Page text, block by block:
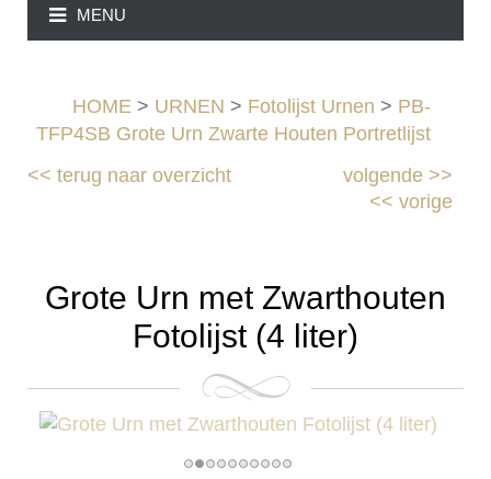
MENU
HOME > URNEN > Fotolijst Urnen > PB-
TFP4SB Grote Urn Zwarte Houten Portretlijst
<<terug naar overzicht volgende>>
<< vorige
Grote Urn met Zwarthouten
Fotolijst (4 liter)